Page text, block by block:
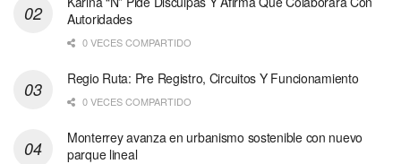
Autoridades
0 VECES COMPARTIDO
Regio Ruta: Pre Registro, Circuitos Y Funcionamiento
0 VECES COMPARTIDO
Monterrey avanza en urbanismo sostenible con nuevo
parque lineal